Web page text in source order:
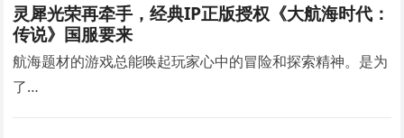
灵犀光荣再牵手，经典IP正版授权《大航海时代：
传说》国服要来
航海题材的游戏总能唤起玩家心中的冒险和探索精神。是为
了…